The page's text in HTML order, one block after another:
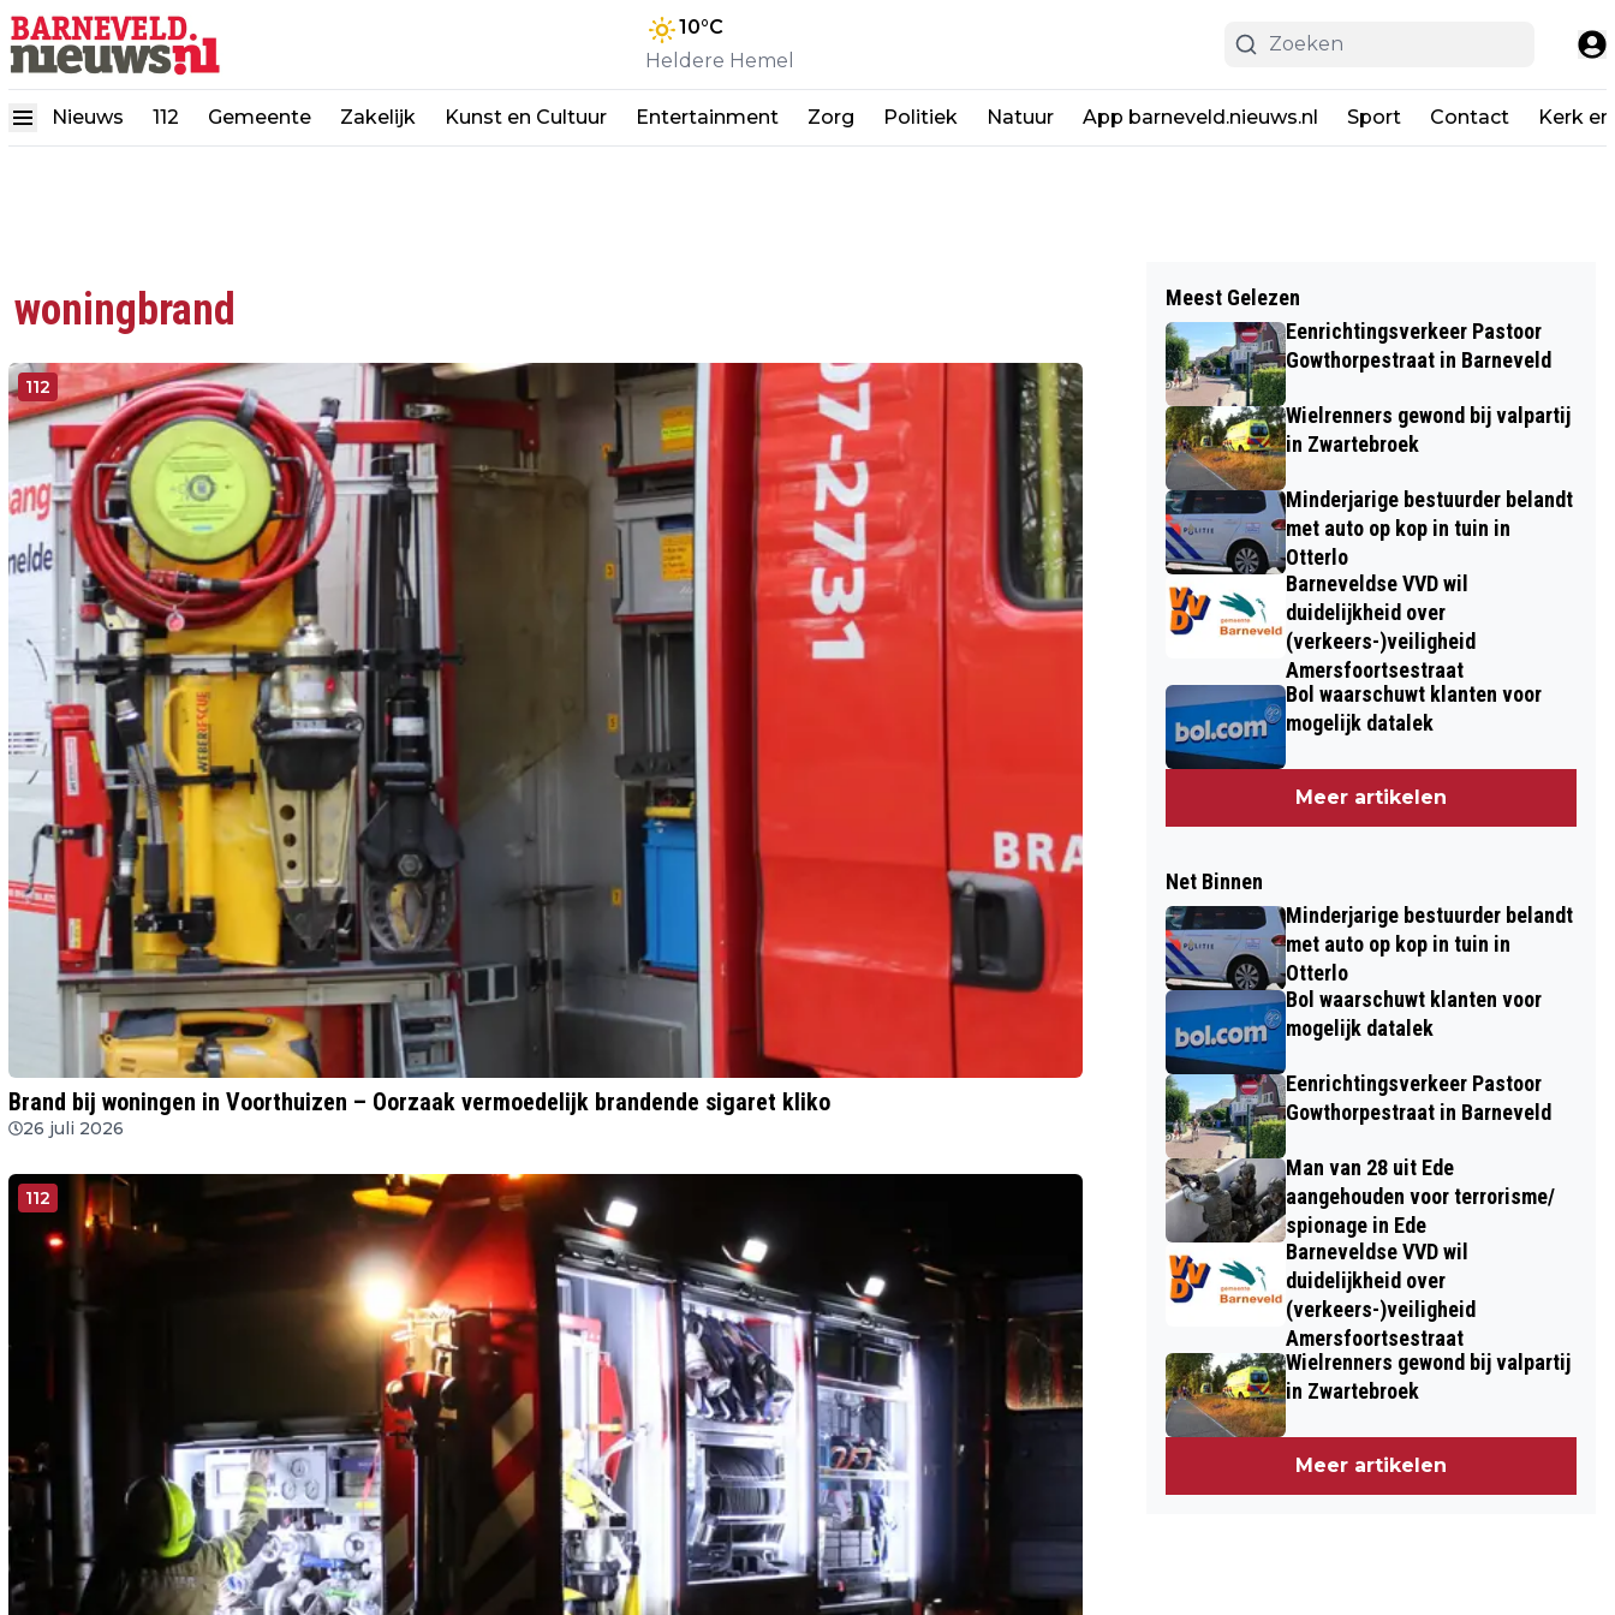
10°C
Heldere Hemel
Nieuws 112 Gemeente Zakelijk Kunst en Cultuur Entertainment Zorg Politiek Natuur App barneveld.nieuws.nl Sport Contact Kerk
woningbrand
112
Brand bij woningen in Voorthuizen – Oorzaak vermoedelijk brandende sigaret kliko
26 juli 2026
112
Meest Gelezen
Eenrichtingsverkeer Pastoor
Gowthorpestraat in Barneveld
Wielrenners gewond bij valpartij
in Zwartebroek
Minderjarige bestuurder belandt
met auto op kop in tuin in
Otterlo
Barneveldse VVD wil
duidelijkheid over
(verkeers-)veiligheid
Amersfoortsestraat
Bol waarschuwt klanten voor
mogelijk datalek
Meer artikelen
Net Binnen
Minderjarige bestuurder belandt
met auto op kop in tuin in
Otterlo
Bol waarschuwt klanten voor
mogelijk datalek
Eenrichtingsverkeer Pastoor
Gowthorpestraat in Barneveld
Man van 28 uit Ede
aangehouden voor terrorisme/
spionage in Ede
Barneveldse VVD wil
duidelijkheid over
(verkeers-)veiligheid
Amersfoortsestraat
Wielrenners gewond bij valpartij
in Zwartebroek
Meer artikelen